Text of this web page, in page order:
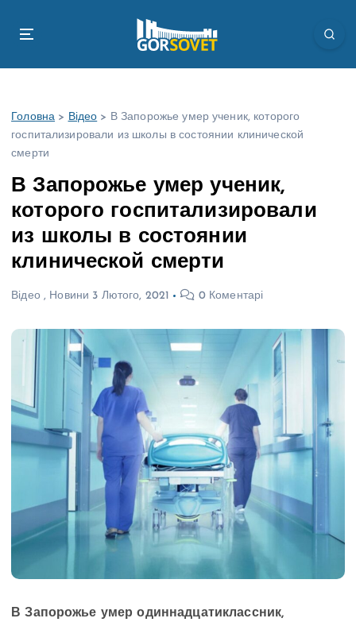
Головна > Відео > В Запорожье умер ученик, которого
госпитализировали из школы в состоянии клинической
смерти
В Запорожье умер ученик,
которого госпитализировали
из школы в состоянии
клинической смерти
Відео, Новини 3 Лютого, 2021 0 Коментарі
В Запорожье умер одиннадцатиклассник,